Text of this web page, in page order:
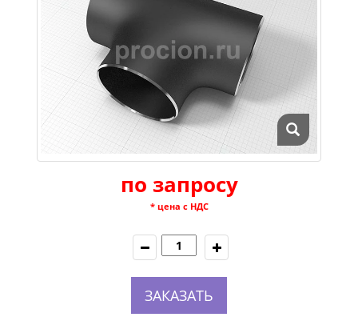
по запросу
* цена с НДС
ЗАКАЗАТЬ